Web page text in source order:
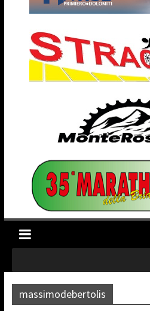
massimodebertolis